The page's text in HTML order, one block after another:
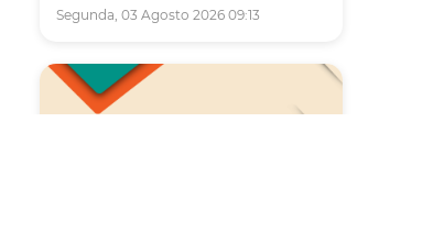
Segunda, 03 Agosto 2026 09:13